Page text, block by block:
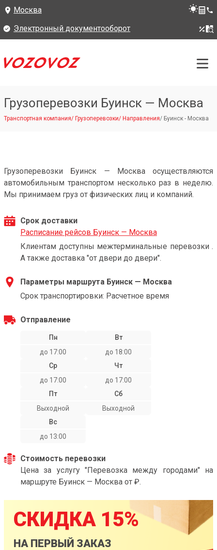
Москва
Электронный документооборот
Грузоперевозки Буинск — Москва
Транспортная компания/ Грузоперевозки/ Направления/ Буинск - Москва
Грузоперевозки Буинск — Москва осуществляются
автомобильным транспортом несколько раз в неделю.
Мы принимаем груз от физических лиц и компаний.
Срок доставки
Расписание рейсов Буинск — Москва
Клиентам доступны межтерминальные перевозки .
А также доставка "от двери до двери".
Параметры маршрута Буинск — Москва
Срок транспортировки: Расчетное время
Отправление
Пн
до 17:00
Вт
до 18:00
Ср
до 17:00
Чт
до 17:00
Пт
Выходной
Сб
Выходной
Вс
до 13:00
Стоимость перевозки
Цена за услугу "Перевозка между городами" на
маршруте Буинск — Москва от ₽.
СКИДКА 15%
НА ПЕРВЫЙ ЗАКАЗ